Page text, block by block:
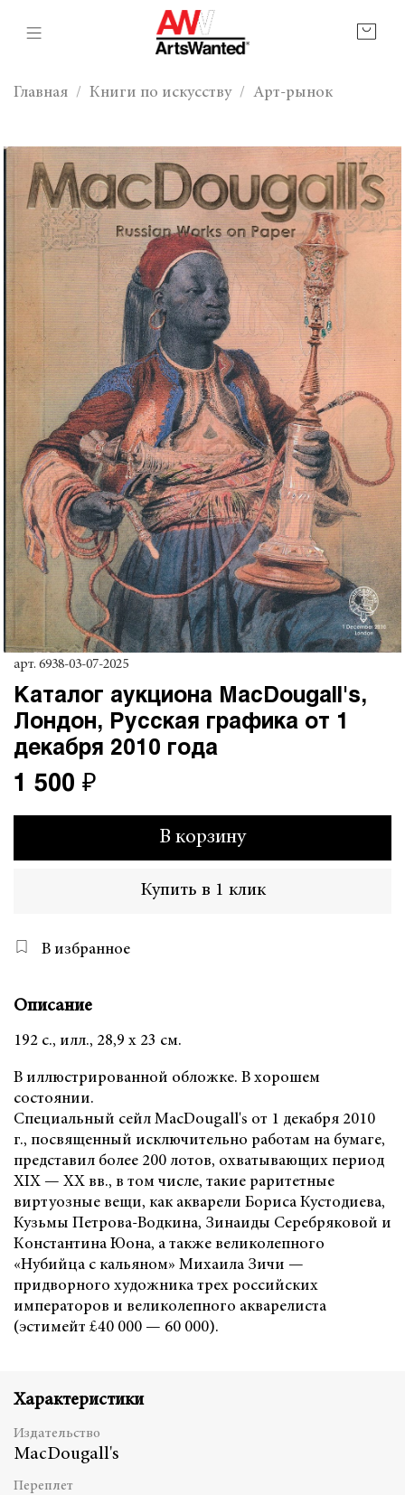
Главная Книги по искусству Арт-рынок
арт. 6938-03-07-2025
Каталог аукциона MacDougall's,
Лондон, Русская графика от 1
декабря 2010 года
1 500 ₽
В корзину
Купить в 1 клик
В избранное
Описание
192 с., илл., 28,9 х 23 см.
В иллюстрированной обложке. В хорошем
состоянии.
Специальный сейл MacDougall's от 1 декабря 2010
г., посвященный исключительно работам на бумаге,
представил более 200 лотов, охватывающих период
XIX — XX вв., в том числе, такие раритетные
виртуозные вещи, как акварели Бориса Кустодиева,
Кузьмы Петрова-Водкина, Зинаиды Серебряковой и
Константина Юона, а также великолепного
«Нубийца с кальяном» Михаила Зичи —
придворного художника трех российских
императоров и великолепного акварелиста
(эстимейт £40 000 — 60 000).
Характеристики
Издательство
MacDougall's
Переплет